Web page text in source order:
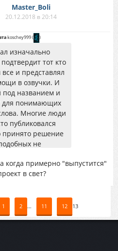
Master_Boli
20.12.2018 в 20:14
koschey999( )
изначально
тот кто
и представлял
в озвучки. И
под названием и
для понимающих
Многие люди
публиковался
принято решение
не
этапа. Всех с
когда примерно "выпустится"
в свет?
1 2 … 11 12 13